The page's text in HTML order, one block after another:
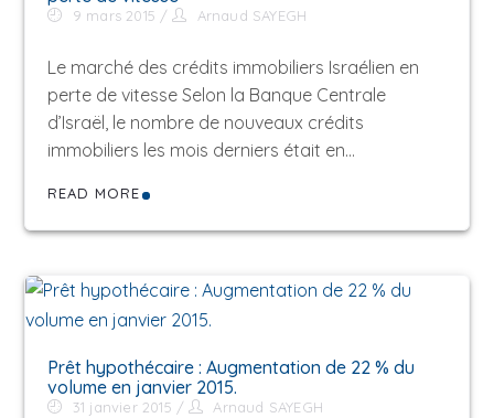
9 mars 2015 Arnaud SAYEGH
Le marché des crédits immobiliers Israélien en
perte de vitesse Selon la Banque Centrale
d’Israël, le nombre de nouveaux crédits
immobiliers les mois derniers était en…
READ MORE
Prêt hypothécaire : Augmentation de 22 % du
volume en janvier 2015.
31 janvier 2015 Arnaud SAYEGH